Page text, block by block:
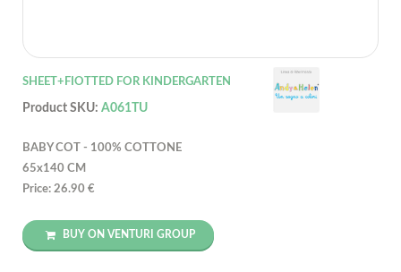
SHEET+FIOTTED FOR KINDERGARTEN
Product SKU: A061TU
BABY COT - 100% COTTONE
65x140 CM
Price: 26.90 €
BUY ON VENTURI GROUP